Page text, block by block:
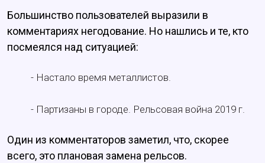
Большинство пользователей выразили в
комментариях негодование. Но нашлись и те, кто
посмеялся над ситуацией:
- Настало время металлистов.
- Партизаны в городе. Рельсовая война 2019 г.
Один из комментаторов заметил, что, скорее
всего, это плановая замена рельсов.